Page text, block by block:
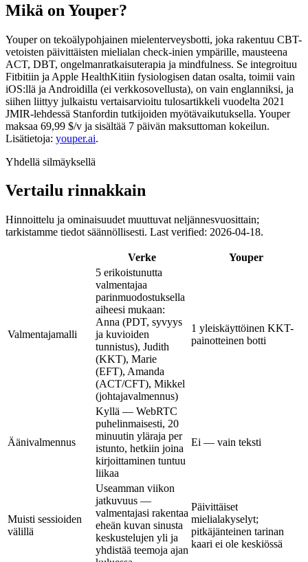
Mikä on Youper?
Youper on tekoäly­pohjainen mielenterveysbotti, joka rakentuu CBT-
vetoisten päivittäisten mielialan check-inien ympärille, mausteena
ACT, DBT, ongelmanratkaisuterapia ja mindfulness. Se integroituu
Fitbitiin ja Apple HealthKitiin fysiologisen datan osalta, toimii vain
iOS:llä ja Androidilla (ei verkkosovellusta), on vain englanniksi, ja
siihen liittyy julkaistu vertaisarvioitu tulosartikkeli vuodelta 2021
JMIR-lehdessä Stanfordin tutkijoiden myötävaikutuksella. Youper
maksaa 69,99 $/v ja sisältää 7 päivän maksuttoman kokeilun.
Lisätietoja: youper.ai.
Yhdellä silmäyksellä
Vertailu rinnakkain
Hinnoittelu ja ominaisuudet muuttuvat neljännesvuosittain;
tarkistamme tiedot säännöllisesti. Last verified: 2026-04-18.
Verke Youper
Valmentajamalli
5 erikoistunutta
valmentajaa
parinmuodostuksella
aiheesi mukaan:
Anna (PDT, syvyys
ja kuvioiden
tunnistus), Judith
(KKT), Marie
(EFT), Amanda
(ACT/CFT), Mikkel
(johtajavalmennus)
1 yleiskäyttöinen KKT-
painotteinen botti
Äänivalmennus
Kyllä — WebRTC
puhelinmaisesti, 20
minuutin yläraja per
istunto, hetkiin joina
kirjoittaminen tuntuu
liikaa
Ei — vain teksti
Muisti sessioiden
välillä
Useamman viikon
jatkuvuus —
valmentajasi rakentaa
eheän kuvan sinusta
keskustelujen yli ja
yhdistää teemoja ajan
Päivittäiset
mielialakyselyt;
pitkäjänteinen tarinan
kaari ei ole keskiössä